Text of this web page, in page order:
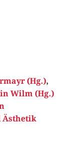
(Hg.),
Wilm (Hg.)
Ästhetik